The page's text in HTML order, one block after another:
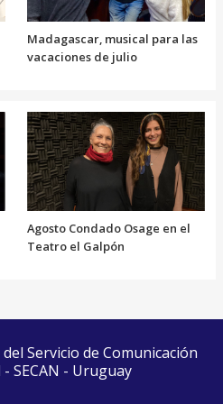
volumen.
Madagascar, musical para las
vacaciones de julio
Agosto Condado Osage en el
Teatro el Galpón
Servicio de Comunicación
SECAN - Uruguay